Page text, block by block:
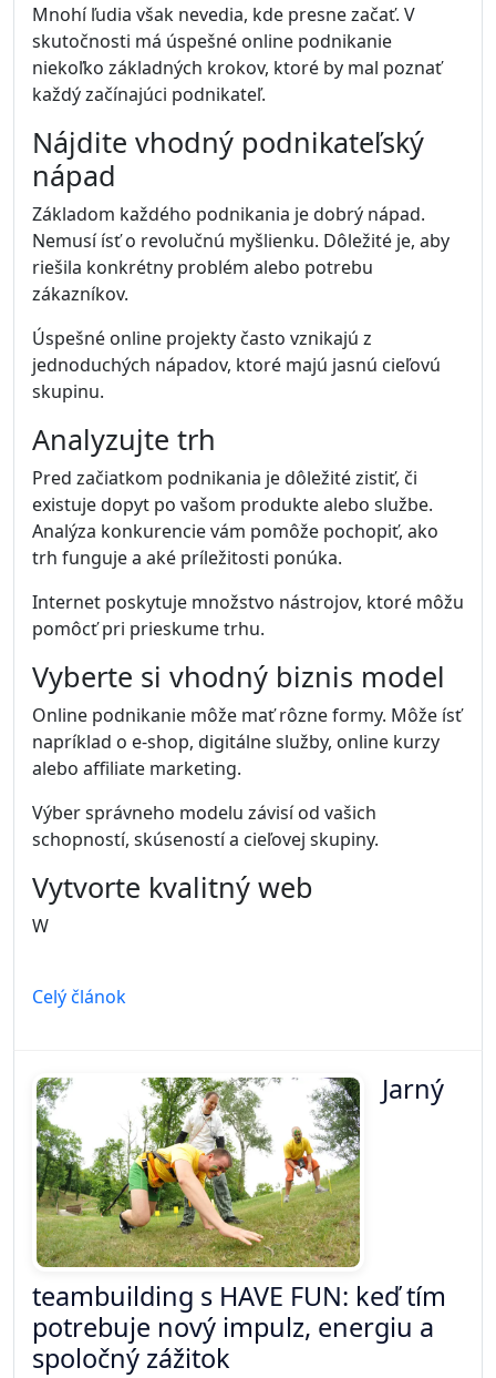
Mnohí ľudia však nevedia, kde presne začať. V
skutočnosti má úspešné online podnikanie
niekoľko základných krokov, ktoré by mal poznať
každý začínajúci podnikateľ.
Nájdite vhodný podnikateľský
nápad
Základom každého podnikania je dobrý nápad.
Nemusí ísť o revolučnú myšlienku. Dôležité je, aby
riešila konkrétny problém alebo potrebu
zákazníkov.
Úspešné online projekty často vznikajú z
jednoduchých nápadov, ktoré majú jasnú cieľovú
skupinu.
Analyzujte trh
Pred začiatkom podnikania je dôležité zistiť, či
existuje dopyt po vašom produkte alebo službe.
Analýza konkurencie vám pomôže pochopiť, ako
trh funguje a aké príležitosti ponúka.
Internet poskytuje množstvo nástrojov, ktoré môžu
pomôcť pri prieskume trhu.
Vyberte si vhodný biznis model
Online podnikanie môže mať rôzne formy. Môže ísť
napríklad o e-shop, digitálne služby, online kurzy
alebo affiliate marketing.
Výber správneho modelu závisí od vašich
schopností, skúseností a cieľovej skupiny.
Vytvorte kvalitný web
W
Celý článok
Jarný
teambuilding s HAVE FUN: keď tím
potrebuje nový impulz, energiu a
spoločný zážitok